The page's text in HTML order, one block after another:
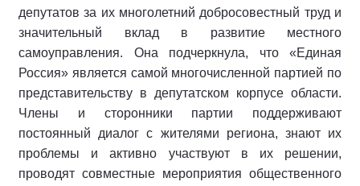
депутатов за их многолетний добросовестный труд и
значительный вклад в развитие местного
самоуправления. Она подчеркнула, что «Единая
Россия» является самой многочисленной партией по
представительству в депутатском корпусе области.
Члены и сторонники партии поддерживают
постоянный диалог с жителями региона, знают их
проблемы и активно участвуют в их решении,
проводят совместные мероприятия общественного